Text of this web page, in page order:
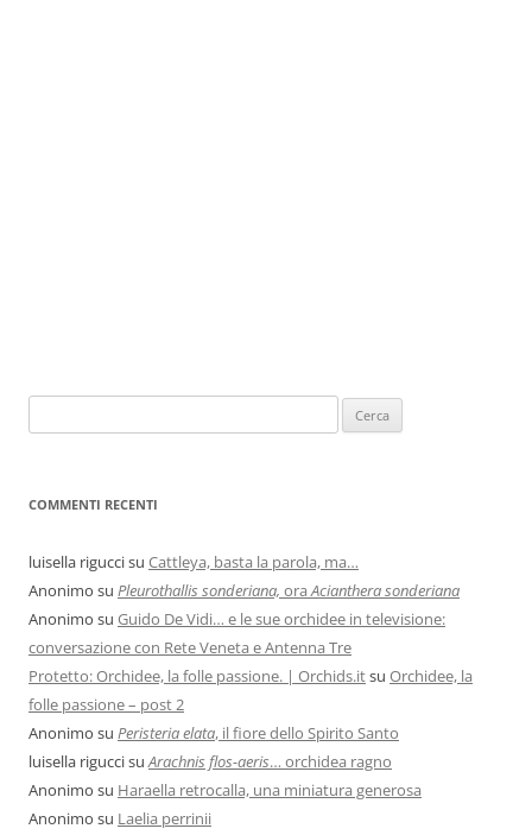
COMMENTI RECENTI
luisella riguccisu Cattleya, basta la parola, ma…
Anonimo su Pleurothallis sonderiana, oraAcianthera sonderiana
Anonimo su Guido De Vidi… e le sue orchidee in televisione:
conversazione con Rete Veneta e Antenna Tre
Protetto: Orchidee, la folle passione. | Orchids.itsu Orchidee, la
folle passione – post 2
Anonimo su Peristeria elata, il fiore dello Spirito Santo
luisella riguccisuArachnis flos-aeris… orchidea ragno
Anonimo su Haraella retrocalla, una miniatura generosa
Anonimo su Laelia perrinii